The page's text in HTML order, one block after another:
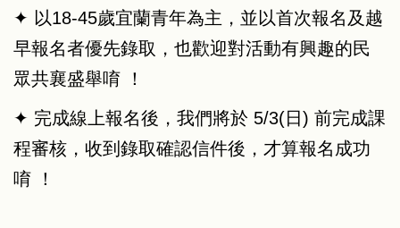
✦ 以18-45歲宜蘭青年為主，並以首次報名及越
早報名者優先錄取，也歡迎對活動有興趣的民
眾共襄盛舉唷 ！
✦ 完成線上報名後，我們將於 5/3(日) 前完成課
程審核，收到錄取確認信件後，才算報名成功
唷 ！